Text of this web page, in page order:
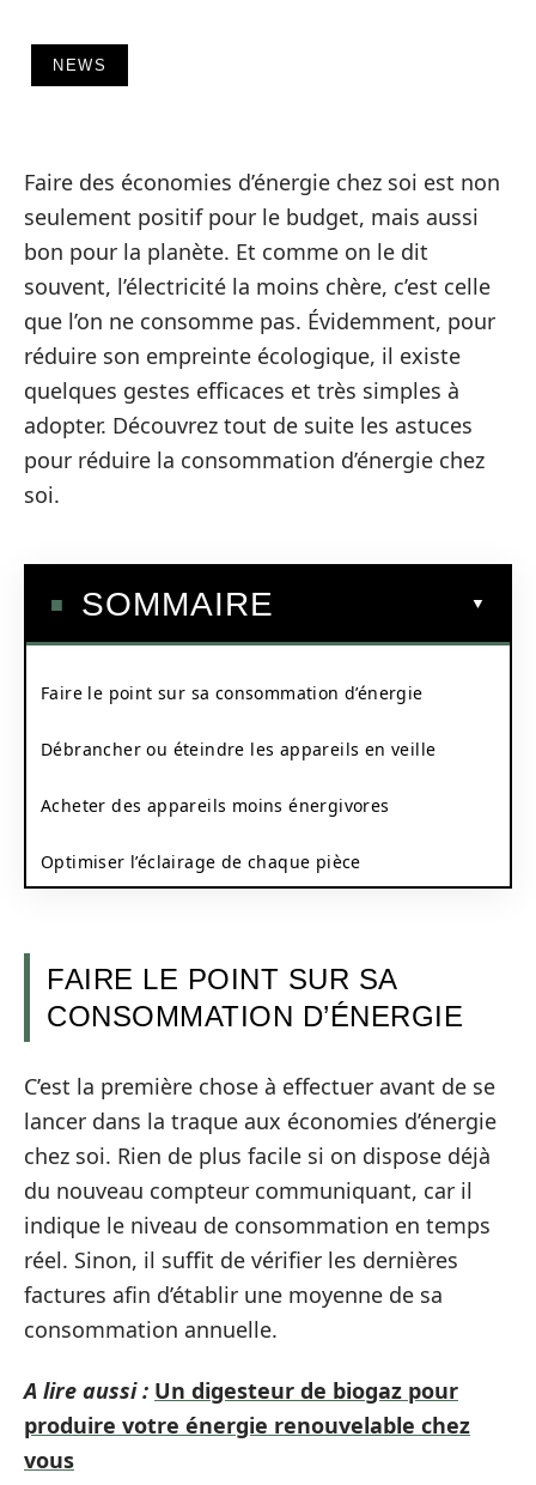
NEWS
Faire des économies d’énergie chez soi est non
seulement positif pour le budget, mais aussi
bon pour la planète. Et comme on le dit
souvent, l’électricité la moins chère, c’est celle
que l’on ne consomme pas. Évidemment, pour
réduire son empreinte écologique, il existe
quelques gestes efficaces et très simples à
adopter. Découvrez tout de suite les astuces
pour réduire la consommation d’énergie chez
soi.
SOMMAIRE
Faire le point sur sa consommation d’énergie
Débrancher ou éteindre les appareils en veille
Acheter des appareils moins énergivores
Optimiser l’éclairage de chaque pièce
FAIRE LE POINT SUR SA
CONSOMMATION D’ÉNERGIE
C’est la première chose à effectuer avant de se
lancer dans la traque aux économies d’énergie
chez soi. Rien de plus facile si on dispose déjà
du nouveau compteur communiquant, car il
indique le niveau de consommation en temps
réel. Sinon, il suffit de vérifier les dernières
factures afin d’établir une moyenne de sa
consommation annuelle.
A lire aussi : Un digesteur de biogaz pour
produire votre énergie renouvelable chez
vous